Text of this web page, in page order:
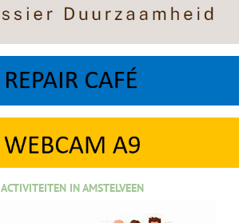
ACTIVITEITEN IN AMSTELVEEN